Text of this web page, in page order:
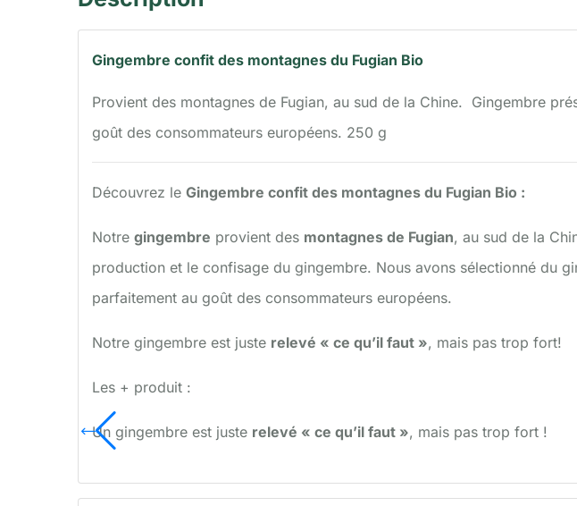
Gingembre confit des montagnes du Fugian Bio
Provient des montagnes de Fugian, au sud de la Chine. Gingembre
goût des consommateurs européens. 250 g
Découvrez le Gingembre confit des montagnes du Fugian Bio :
Notre gingembre provient des montagnes de Fugian, au sud de la
production et le confisage du gingembre. Nous avons sélectionné du
parfaitement au goût des consommateurs européens.
Notre gingembre est juste relevé « ce qu’il faut », mais pas trop fort!
Les + produit :
Un gingembre est juste relevé « ce qu’il faut », mais pas trop fort !